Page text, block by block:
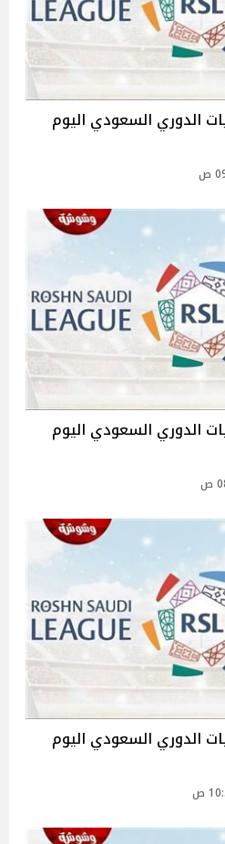
الدوري السعودي اليوم
الدوري السعودي اليوم
الدوري السعودي اليوم